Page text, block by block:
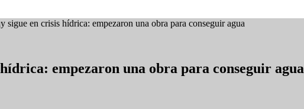
sigue en crisis hídrica: empezaron una obra para conseguir agua
empezaron una obra para conseguir agua